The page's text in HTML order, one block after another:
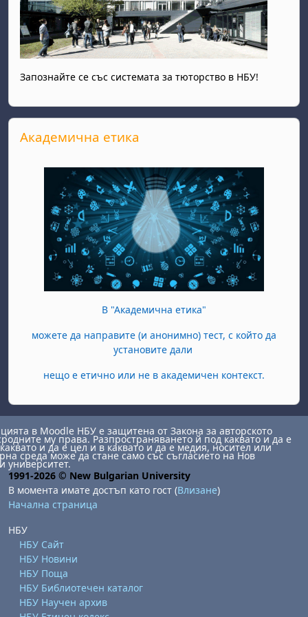
Запознайте се със системата за тюторство в НБУ!
Прескочи Академична етика
Академична етика
В "Академична етика"
можете да направите (и анонимно) тест, с който да
установите дали
нещо е етично или не в академичен контекст.
в Moodle НБУ е защитена от Закона за авторското
му права. Разпространяването й под каквато и да е
и да е цел и в каквато и да е медия, носител или
среда може да стане само със съгласието на Нов
университет.
1991-2026 © New Bulgarian University
В момента имате достъп като гост (Влизане)
Начална страница
НБУ
НБУ Сайт
НБУ Новини
НБУ Поща
НБУ Библиотечен каталог
НБУ Научен архив